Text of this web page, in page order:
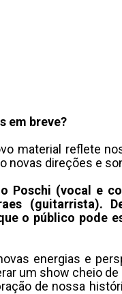
em breve?
material reflete
novas direções e
Poschi (vocal e
(guitarrista).
o público pode
energias e
um show cheio de
de nossa